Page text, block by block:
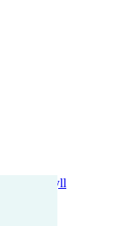
Höpen-Idyll